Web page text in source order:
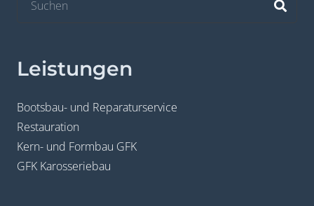
Leistungen
Bootsbau- und Reparaturservice
Restauration
Kern- und Formbau GFK
GFK Karosseriebau